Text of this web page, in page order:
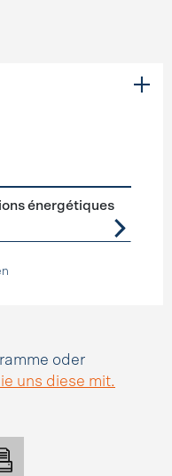
énergétiques
oder
uns diese mit.